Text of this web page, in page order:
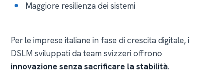
Maggiore resilienza dei sistemi
Per le imprese italiane in fase di crescita digitale, i
DSLM sviluppati da team svizzeri offrono
innovazione senza sacrificare la stabilità.